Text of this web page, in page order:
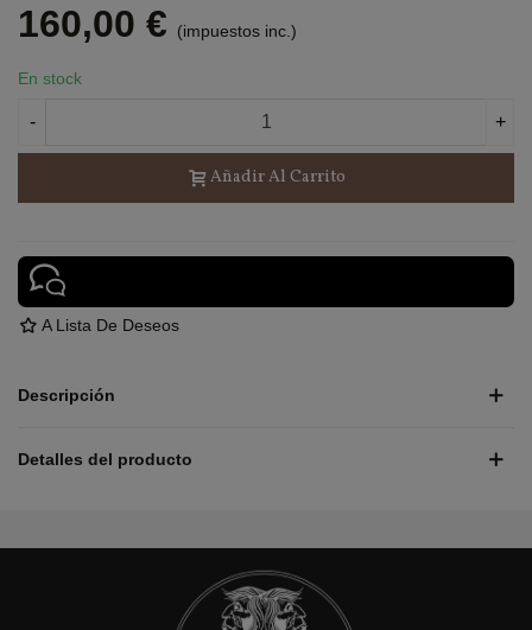
160,00 € (impuestos inc.)
En stock
- +
Añadir Al Carrito
A Lista De Deseos
Descripción
Detalles del producto